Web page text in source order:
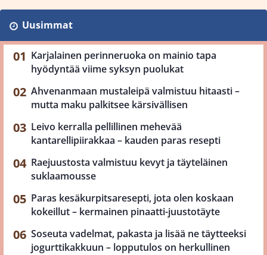
Uusimmat
Karjalainen perinneruoka on mainio tapa
hyödyntää viime syksyn puolukat
Ahvenanmaan mustaleipä valmistuu hitaasti –
mutta maku palkitsee kärsivällisen
Leivo kerralla pellillinen mehevää
kantarellipiirakkaa – kauden paras resepti
Raejuustosta valmistuu kevyt ja täyteläinen
suklaamousse
Paras kesäkurpitsaresepti, jota olen koskaan
kokeillut – kermainen pinaatti-juustotäyte
Soseuta vadelmat, pakasta ja lisää ne täytteeksi
jogurttikakkuun – lopputulos on herkullinen